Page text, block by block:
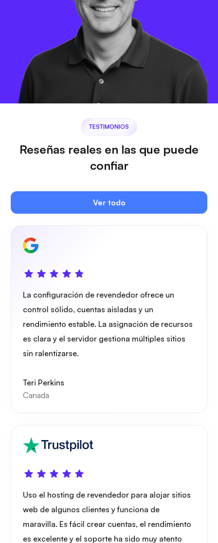
TESTIMONIOS
Reseñas reales en las que puede
confiar
Ver todo
La configuración de revendedor ofrece un
control sólido, cuentas aisladas y un
rendimiento estable. La asignación de recursos
es clara y el servidor gestiona múltiples sitios
sin ralentizarse.
Teri Perkins
Canada
Uso el hosting de revendedor para alojar sitios
web de algunos clientes y funciona de
maravilla. Es fácil crear cuentas, el rendimiento
es excelente y el soporte ha sido muy atento